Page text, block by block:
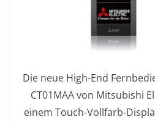
Die neue High-End
CT01MAA von Mitsubishi
einem Touch-Vollfarb-